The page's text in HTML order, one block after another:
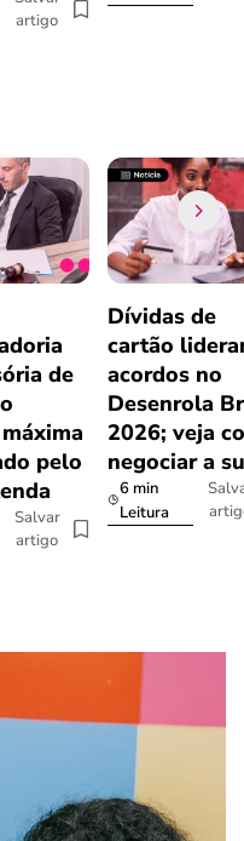
artigo
de
pelo
Salvar
artigo
Dívidas de
cartão
acordos no
Desenrola
2026; veja
negociar a
6 min
Leitura